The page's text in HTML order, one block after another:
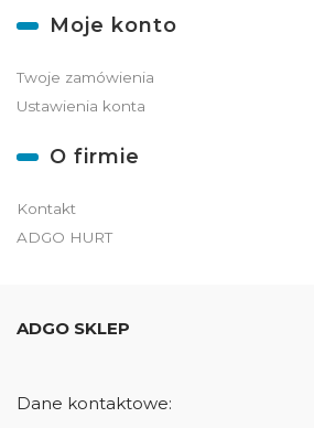
Moje konto
Twoje zamówienia
Ustawienia konta
O firmie
Kontakt
ADGO HURT
ADGO SKLEP
Dane kontaktowe: